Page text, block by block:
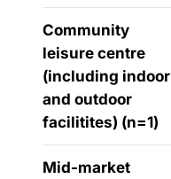
Community
leisure centre
(including indoor
and outdoor
facilitites) (n=1)
Mid-market